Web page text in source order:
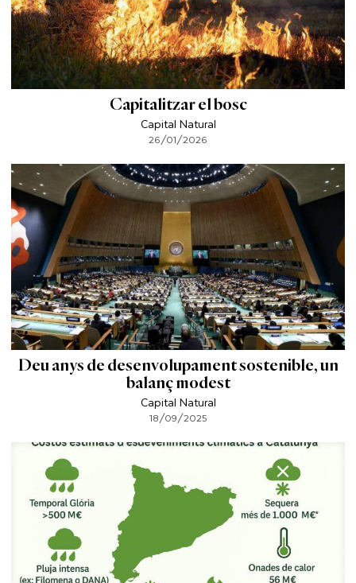
Capitalitzar el bosc
Capital Natural
26/01/2026
Deu anys de desenvolupament sostenible, un
balanç modest
Capital Natural
18/09/2025